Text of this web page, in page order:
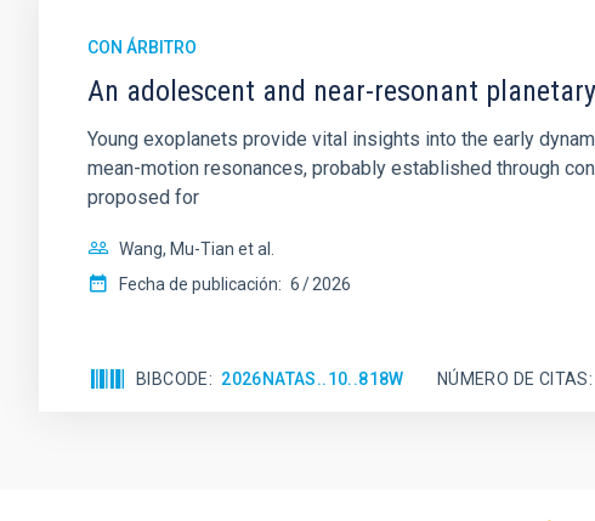
CON ÁRBITRO
An adolescent and near-resonant
Young exoplanets provide vital insights into the early
mean-motion resonances, probably established through
proposed for
Wang, Mu-Tian et al.
Fecha de publicación: 6 2026
BIBCODE 2026NATAS..10..818W NÚMERO DE CITAS